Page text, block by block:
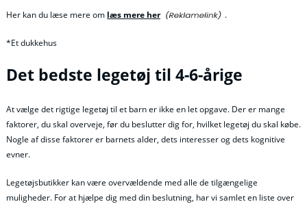
Her kan du læse mere om læs mere her .
*Et dukkehus
Det bedste legetøj til 4-6-årige
At vælge det rigtige legetøj til et barn er ikke en let opgave. Der er mange
faktorer, du skal overveje, før du beslutter dig for, hvilket legetøj du skal købe.
Nogle af disse faktorer er barnets alder, dets interesser og dets kognitive
evner.
Legetøjsbutikker kan være overvældende med alle de tilgængelige
muligheder. For at hjælpe dig med din beslutning, har vi samlet en liste over